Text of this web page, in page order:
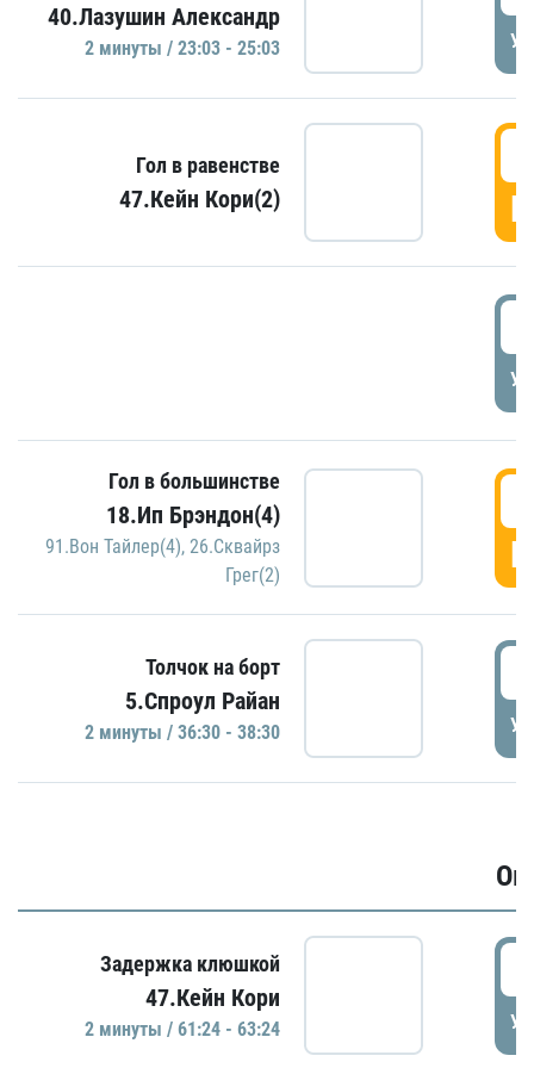
40.Лазушин Александр
2 минуты / 23:03 - 25:03
Гол в равенстве
47.Кейн Кори(2)
Гол в большинстве
18.Ип Брэндон(4)
91.Вон Тайлер(4), 26.Сквайрз
Грег(2)
Толчок на борт
5.Спроул Райан
2 минуты / 36:30 - 38:30
Задержка клюшкой
47.Кейн Кори
2 минуты / 61:24 - 63:24